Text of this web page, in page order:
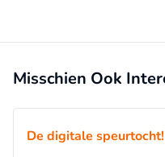
Misschien Ook
De digitale speurtocht!